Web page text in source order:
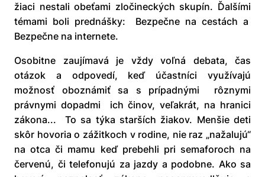
žiaci nestali obeťami zločineckých skupín. Ďalšími
témami boli prednášky: Bezpečne na cestách a
Bezpečne na internete.
Osobitne zaujímavá je vždy voľná debata, čas
otázok a odpovedí, keď účastníci využívajú
možnosť oboznámiť sa s prípadnými rôznymi
právnymi dopadmi ich činov, veľakrát, na hranici
zákona... To sa týka starších žiakov. Menšie deti
skôr hovoria o zážitkoch v rodine, nie raz „nažalujú“
na otca či mamu keď prebehli pri semaforoch na
červenú, či telefonujú za jazdy a podobne. Ako sa